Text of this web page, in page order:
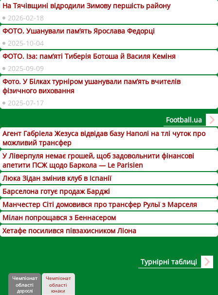
На Тячівщині відродили Зимову першість району
2026-02-18
ФОТО. Ушанували пам’ять Ярослава Федорці
2025-10-04
ФОТО. Іза: пам’яті Тиберія Ботоша й Василя Кеміня
2025-09-09
Фото. У Білках турніром ушанували пам’ять вчителів
фізичного виховання
2025-07-17
Football.ua
Агент Габріела Жезуса відвідав базу Наполі на тлі чуток про
можливий трансфер
У Ліверпуля немає грошей, щоб задовольнити фінансові
апетити ПСЖ щодо Баркола — Le Parisien
Люка Зідан змінив клуб в Іспанії
Барселона готує продаж Барджі
Манчестер Сіті домовився про трансфер Рульї з Марселя
Мілан попрощався з Беннасером
Хетафе посилився півзахисником Ліона
Турнірні таблиці
Чемпіонат
області
дорослі
Чемпіонат
області
юнаки